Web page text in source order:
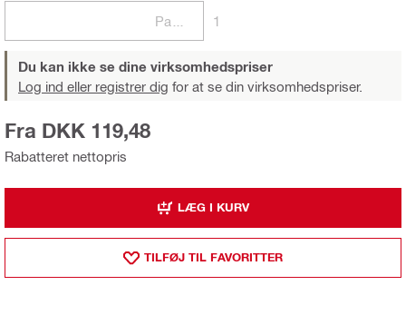
1
Du kan ikke se dine virksomhedspriser
Log ind eller registrer dig for at se din virksomhedspriser.
Rabatteret nettopris
Fra DKK 119,48
LÆG I KURV
TILFØJ TIL FAVORITTER